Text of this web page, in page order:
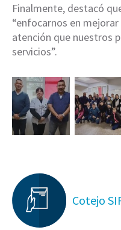
Finalmente, destacó
“enfocarnos en
atención que nuestros
servicios”.
Cotejo